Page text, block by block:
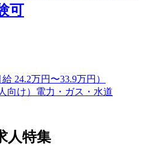
可
24.2万円〜33.9万円）
向け） 電力・ガス・水道
人特集